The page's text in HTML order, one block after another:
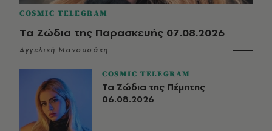
COSMIC TELEGRAM
Τα Ζώδια της Παρασκευής 07.08.2026
Αγγελική Μανουσάκη
COSMIC TELEGRAM
Τα Ζώδια της Πέμπτης
06.08.2026